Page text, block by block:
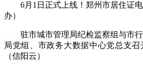
6月1日正式上线！郑州市居住证电
办）
驻市城市管理局纪检监察组与市行
局党组、市政务大数据中心党总支召
（信阳云）